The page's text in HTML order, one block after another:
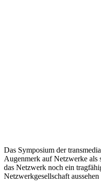
Das Symposium der
Augenmerk auf Netzwerke als
das Netzwerk noch ein
Netzwerkgesellschaft aussehen